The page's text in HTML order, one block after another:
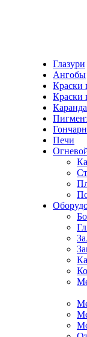
Глазури
Ангобы
Краски
Краски
Печи